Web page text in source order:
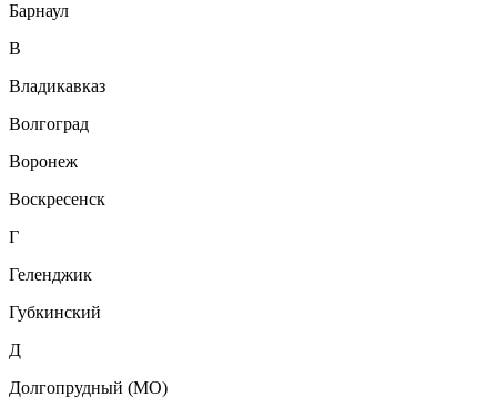
Барнаул
В
Владикавказ
Волгоград
Воронеж
Воскресенск
Г
Геленджик
Губкинский
Д
Долгопрудный (МО)